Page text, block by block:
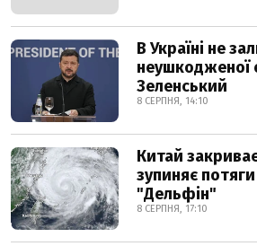
В Україні не
неушкодженої
Зеленський
8 СЕРПНЯ, 14:10
Китай
зупиняє
"Дельфін"
8 СЕРПНЯ, 17:10